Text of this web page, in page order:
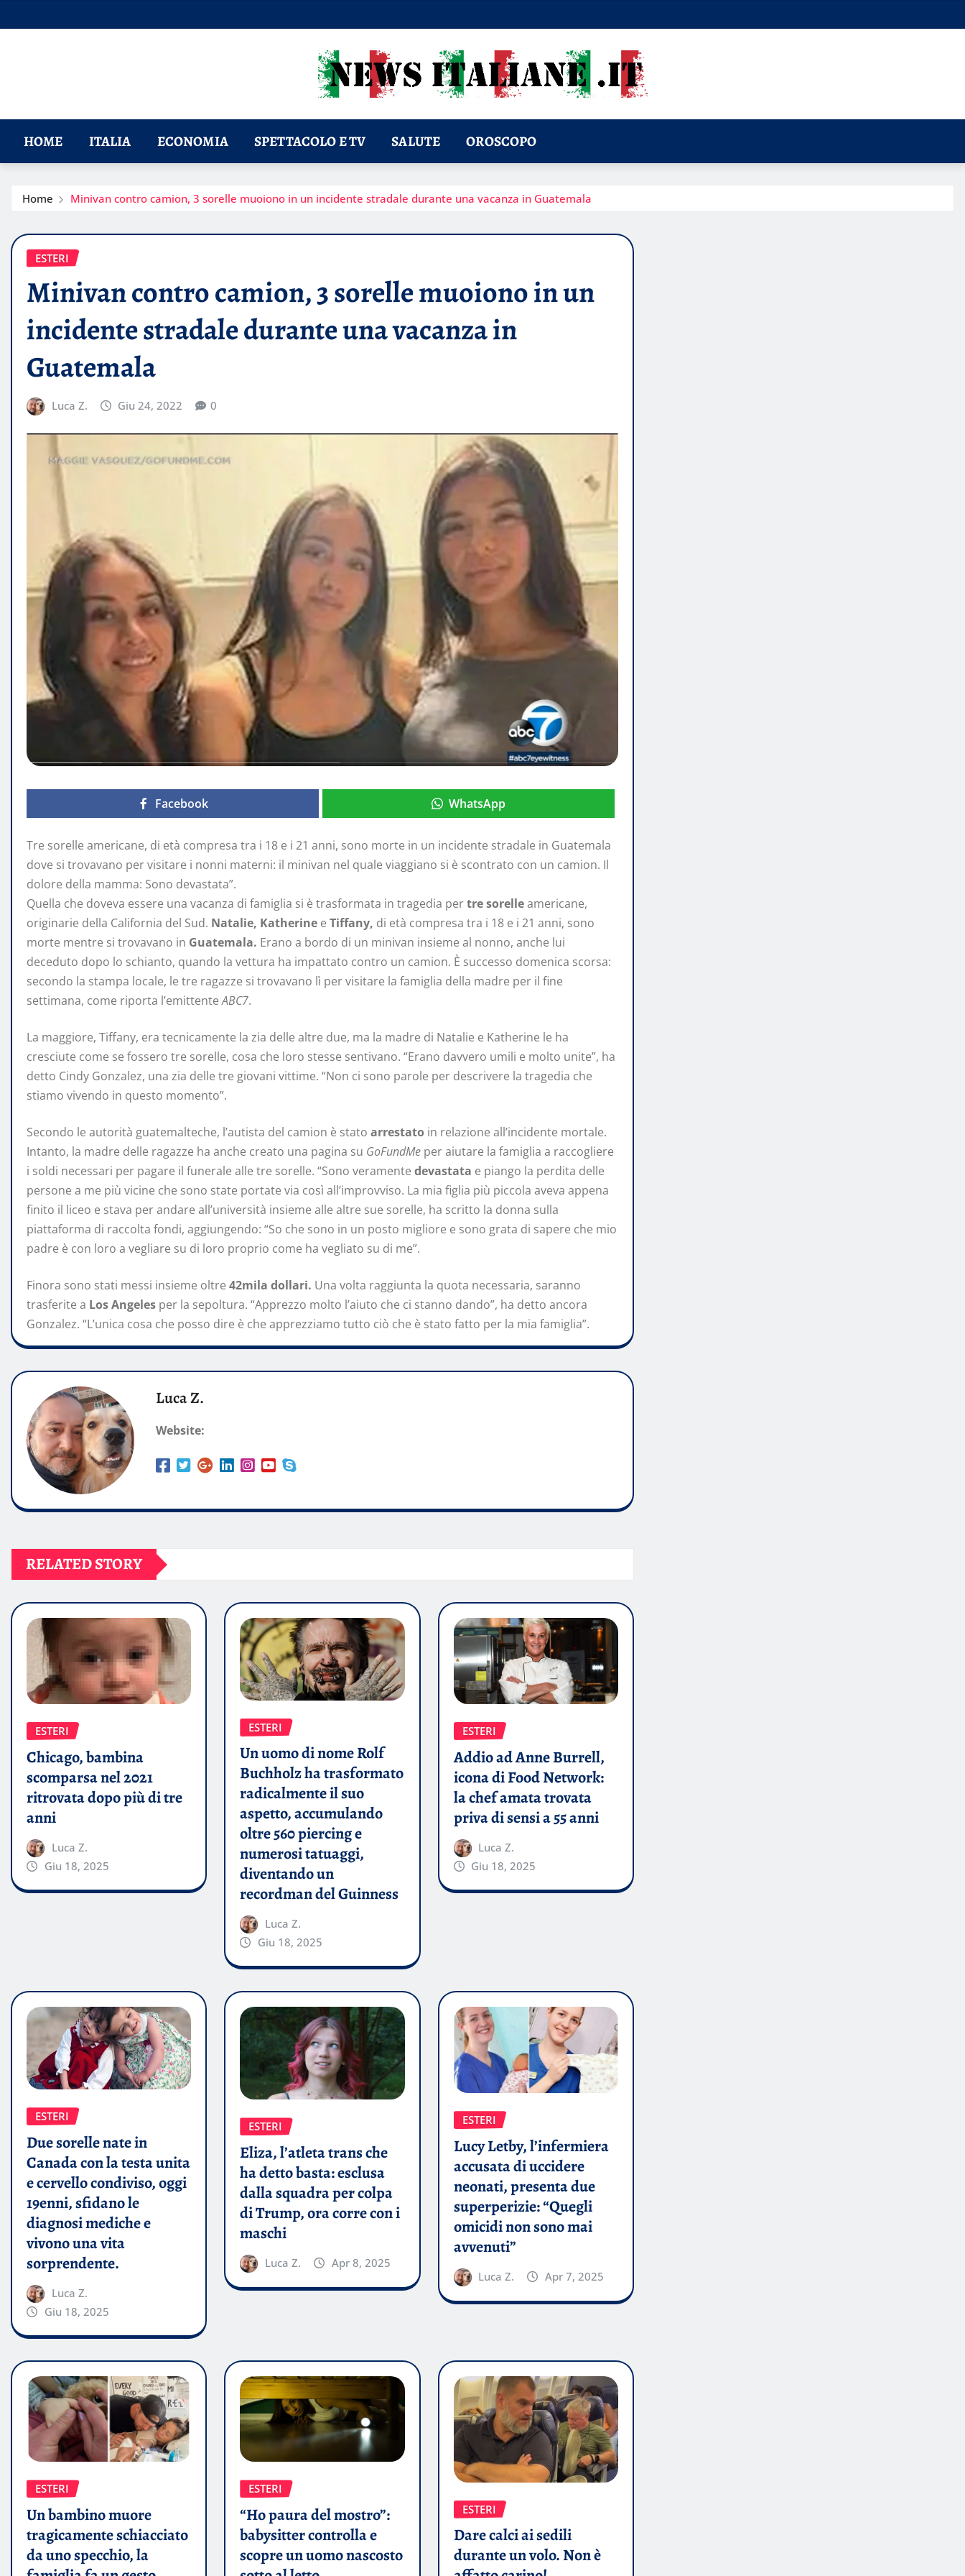
to
HOME ITALIA ECONOMIA SPETTACOLO E TV SALUTE OROSCOPO
Home Minivan contro camion, 3 sorelle muoiono in un incidente stradale durante una vacanza in Guatemala
ESTERI
Minivan contro camion, 3 sorelle muoiono in un
incidente stradale durante una vacanza in
Guatemala
Luca Z. Giu 24, 2022 0
Facebook WhatsApp
Tre sorelle americane, di età compresa tra i 18 e i 21 anni, sono morte in un incidente stradale in Guatemala
dove si trovavano per visitare i nonni materni: il minivan nel quale viaggiano si è scontrato con un camion. Il
dolore della mamma: Sono devastata”.
Quella che doveva essere una vacanza di famiglia si è trasformata in tragedia pertre sorelleamericane,
originarie della California del Sud. Natalie, Katherine e Tiffany, di età compresa tra i 18 e i 21 anni, sono
morte mentre si trovavano in Guatemala. Erano a bordo di un minivan insieme al nonno, anche lui
deceduto dopo lo schianto, quando la vettura ha impattato contro un camion. È successo domenica scorsa:
secondo la stampa locale, le tre ragazze si trovavano lì per visitare la famiglia della madre per il fine
settimana, come riporta l’emittenteABC7.
La maggiore, Tiffany, era tecnicamente la zia delle altre due, ma la madre di Natalie e Katherine le ha
cresciute come se fossero tre sorelle, cosa che loro stesse sentivano. “Erano davvero umili e molto unite”, ha
detto Cindy Gonzalez, una zia delle tre giovani vittime. “Non ci sono parole per descrivere la tragedia che
stiamo vivendo in questo momento”.
Secondo le autorità guatemalteche, l’autista del camion è stato arrestato in relazione all’incidente mortale.
Intanto, la madre delle ragazze ha anche creato una pagina su GoFundMe per aiutare la famiglia a raccogliere
i soldi necessari per pagare il funerale alle tre sorelle. “Sono veramente devastata e piango la perdita delle
persone a me più vicine che sono state portate via così all’improvviso. La mia figlia più piccola aveva appena
finito il liceo e stava per andare all’università insieme alle altre sue sorelle, ha scritto la donna sulla
piattaforma di raccolta fondi, aggiungendo: “So che sono in un posto migliore e sono grata di sapere che mio
padre è con loro a vegliare su di loro proprio come ha vegliato su di me”.
Finora sono stati messi insieme oltre 42mila dollari. Una volta raggiunta la quota necessaria, saranno
trasferite a Los Angeles per la sepoltura. “Apprezzo molto l’aiuto che ci stanno dando”, ha detto ancora
Gonzalez. “L’unica cosa che posso dire è che apprezziamo tutto ciò che è stato fatto per la mia famiglia”.
Luca Z.
Website:
RELATED STORY
ESTERI
Chicago, bambina
scomparsa nel 2021
ritrovata dopo più di tre
anni
Luca Z.
Giu 18, 2025
ESTERI
Un uomo di nome Rolf
Buchholz ha trasformato
radicalmente il suo
aspetto, accumulando
oltre 560 piercing e
numerosi tatuaggi,
diventando un
recordman del Guinness
Luca Z.
Giu 18, 2025
ESTERI
Addio ad Anne Burrell,
icona di Food Network:
la chef amata trovata
priva di sensi a 55 anni
Luca Z.
Giu 18, 2025
ESTERI
Due sorelle nate in
Canada con la testa unita
e cervello condiviso, oggi
19enni, sfidano le
diagnosi mediche e
vivono una vita
sorprendente.
Luca Z.
Giu 18, 2025
ESTERI
Eliza, l’atleta trans che
ha detto basta: esclusa
dalla squadra per colpa
di Trump, ora corre con i
maschi
Luca Z. Apr 8, 2025
ESTERI
Lucy Letby, l’infermiera
accusata di uccidere
neonati, presenta due
superperizie: “Quegli
omicidi non sono mai
avvenuti”
Luca Z. Apr 7, 2025
ESTERI
Un bambino muore
tragicamente schiacciato
da uno specchio, la
ESTERI
“Ho paura del mostro”:
babysitter controlla e
scopre un uomo nascosto
ESTERI
Dare calci ai sedili
durante un volo. Non è